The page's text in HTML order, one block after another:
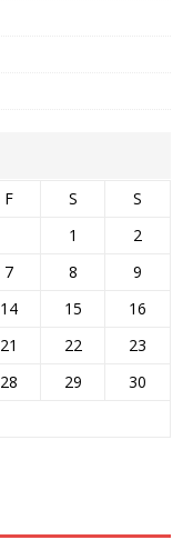
F S
S
1
2
7 8
9
14 15
16
21 22
23
28 29
30